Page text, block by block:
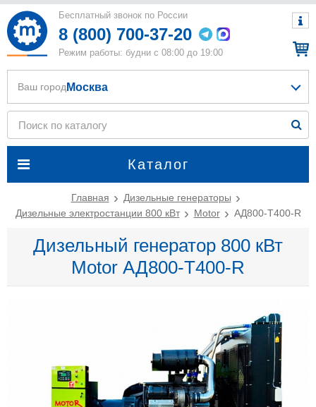
Бесплатный звонок по России
8 (800) 700-37-20
Режим работы: будни с 08:00 до 19:00
Каталог
Ваш город Москва
Главная
Дизельные генераторы
Дизельные электростанции 800 кВт
Motor АД800-Т400-R
Дизельный генератор 800 кВт
Motor АД800-Т400-R